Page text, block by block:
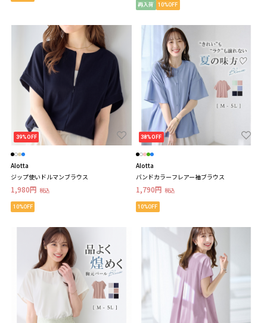
再入荷 10%OFF
39%OFF
Alotta
ジップ使いドルマンブラウス
1,980円 税込
10%OFF
38%OFF
Alotta
バンドカラーフレアー袖ブラウス
1,790円 税込
10%OFF